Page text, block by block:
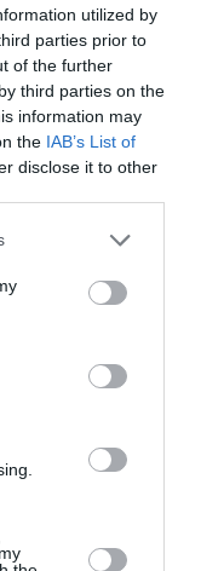
utilized by
parties prior to
of the further
third parties on the
information may
the IAB’s List of
disclose it to other
Ρόλλερ,
Σύριος
Φωτεινή
Σταμούλη,
, Καρλ φον
, Το παιδί
αυτοσχεδιασμού
μαζί» και